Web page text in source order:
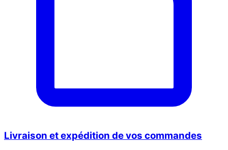
Livraison et expédition de vos commandes